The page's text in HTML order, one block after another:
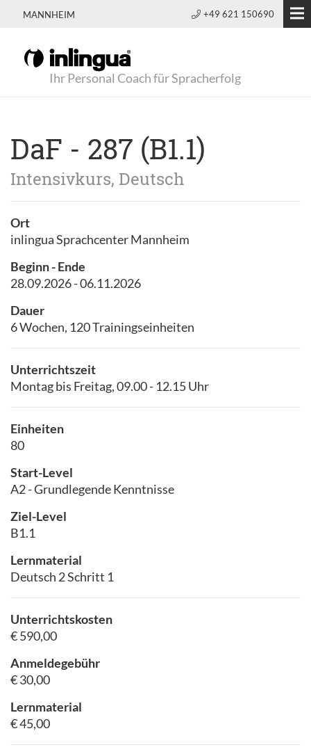
MANNHEIM +49 621 150690
Ihr Personal Coach für Spracherfolg
DaF - 287 (B1.1)
Intensivkurs, Deutsch
Ort
inlingua Sprachcenter Mannheim
Beginn - Ende
28.09.2026 - 06.11.2026
Dauer
6 Wochen, 120 Trainingseinheiten
Unterrichtszeit
Montag bis Freitag, 09.00 - 12.15 Uhr
Einheiten
80
Start-Level
A2 - Grundlegende Kenntnisse
Ziel-Level
B1.1
Lernmaterial
Deutsch 2 Schritt 1
Unterrichtskosten
€ 590,00
Anmeldegebühr
€ 30,00
Lernmaterial
€ 45,00